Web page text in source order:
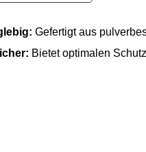
Gefertigt aus
Bietet optimalen